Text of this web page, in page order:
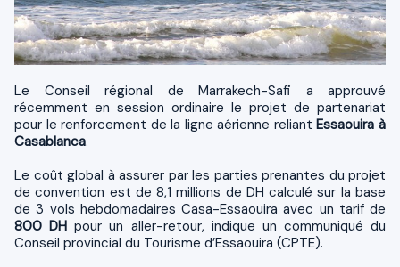
Le Conseil régional de Marrakech-Safi a approuvé
récemment en session ordinaire le projet de partenariat
pour le renforcement de la ligne aérienne reliantEssaouira à
Casablanca.
Le coût global à assurer par les parties prenantes du projet
de convention est de 8,1 millions de DH calculé sur la base
de 3 vols hebdomadaires Casa-Essaouira avec un tarif de
800 DH pour un aller-retour, indique un communiqué du
Conseil provincial du Tourisme d’Essaouira (CPTE).